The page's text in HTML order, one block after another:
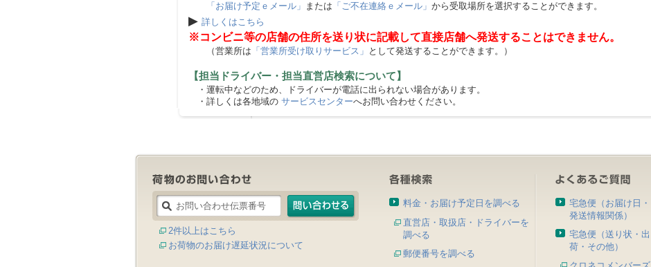
「お届け予定ｅメール」 または 「ご不在連絡ｅメール」 から受取場所を選択することができます。
▶ 詳しくはこちら
※コンビニ等の店舗の住所を送り状に記載して直接店舗へ発送することはできません。
（営業所は 「営業所受け取りサービス」 として発送することができます。）
【担当ドライバー・担当直営店検索について】
・運転中などのため、ドライバーが電話に出られない場合があります。
・詳しくは各地域の サービスセンターへお問い合わせください。
2件以上はこちら
お荷物のお届け遅延状況について
料金・お届け予定日を調べる
直営店・取扱店・ドライバーを
調べる
郵便番号を調べる
宅急便（お届け日・
発送情報関係）
宅急便（送り状・出
荷・その他）